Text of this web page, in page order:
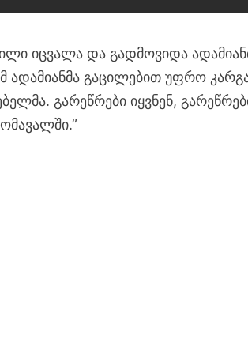
იცვალა და გადმოვიდა
ადამიანმა გაცილებით უფრო
გარეწრები იყვნენ,